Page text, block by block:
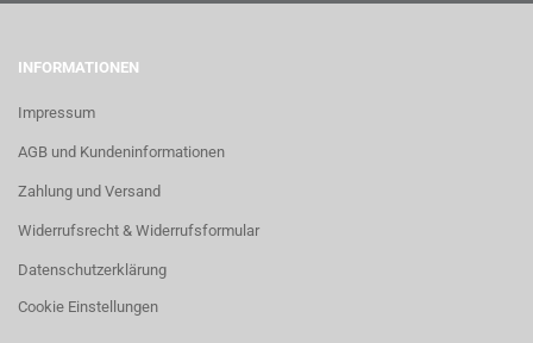
INFORMATIONEN
Impressum
AGB und Kundeninformationen
Zahlung und Versand
Widerrufsrecht & Widerrufsformular
Datenschutzerklärung
Cookie Einstellungen